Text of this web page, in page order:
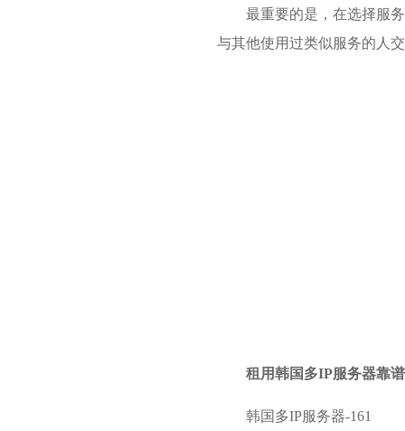
最重要的是，在选择服
与其他使用过类似服务的人
租用韩国多IP服务器靠
韩国多IP服务器-161